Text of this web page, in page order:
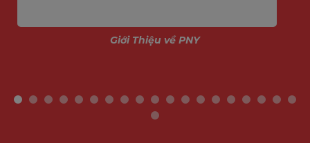
Giới Thiệu về PNY